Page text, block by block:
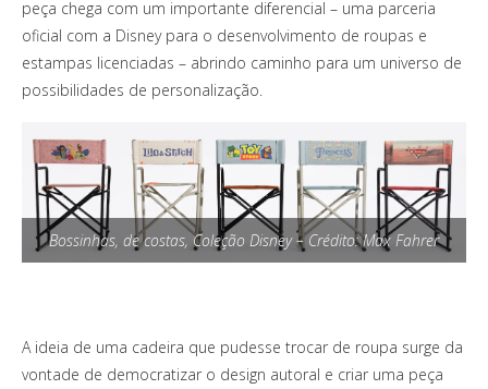
peça chega com um importante diferencial – uma parceria
oficial com a Disney para o desenvolvimento de roupas e
estampas licenciadas – abrindo caminho para um universo de
possibilidades de personalização.
Bossinhas, de costas, Coleção Disney – Crédito: Max Fahrer
A ideia de uma cadeira que pudesse trocar de roupa surge da
vontade de democratizar o design autoral e criar uma peça